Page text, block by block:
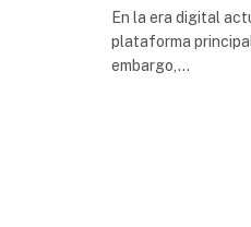
En la era digital
plataforma
embargo,…